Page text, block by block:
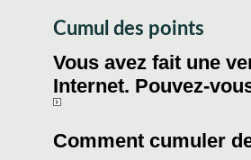
Cumul des points
Vous avez fait une
Internet. Pouvez-
Comment cumuler